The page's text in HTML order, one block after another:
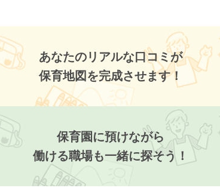
あなたのリアルな口コミが
保育地図を完成させます！
保育園に預けながら
働ける職場も一緒に探そう！